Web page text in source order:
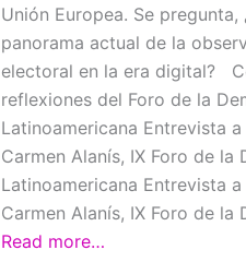
Unión Europea. Se pregunta,
panorama actual de la
electoral en la era digital?
reflexiones del Foro de la
Latinoamericana Entrevista
Carmen Alanís, IX Foro de la
Latinoamericana Entrevista
Carmen Alanís, IX Foro de la
Read more…